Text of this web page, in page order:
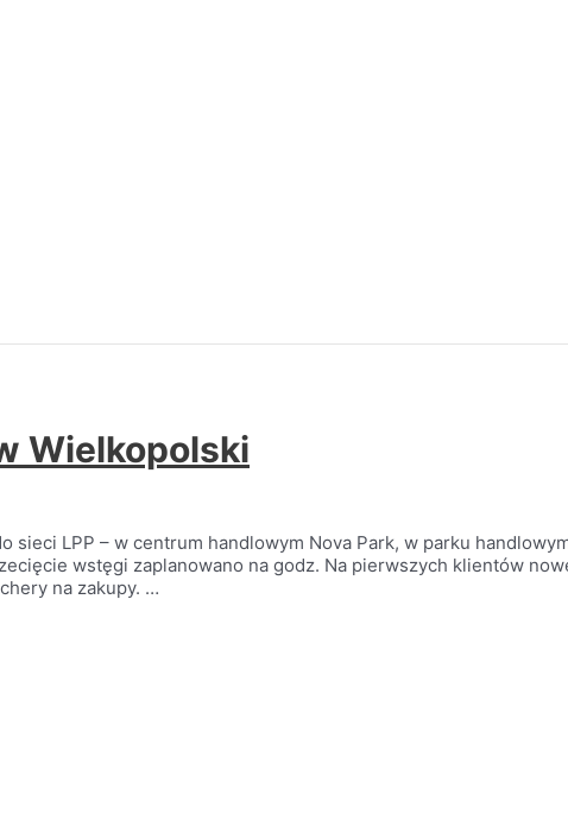
Wielkopolski
sieci LPP – w centrum handlowym Nova Park, w parku
wstęgi zaplanowano na godz. Na pierwszych klientów
na zakupy. …